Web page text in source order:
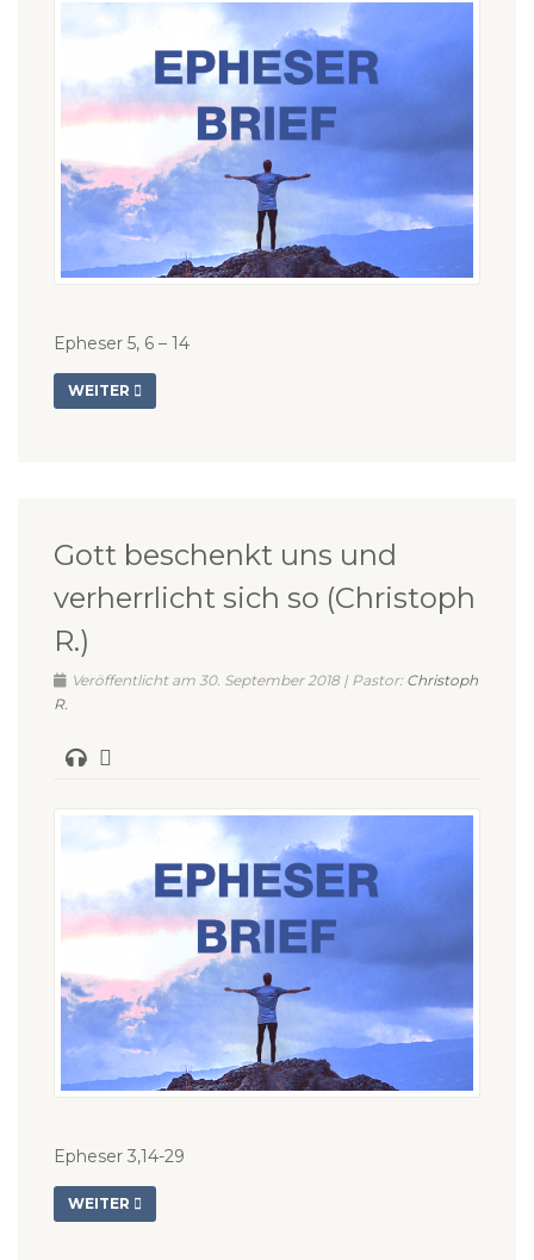
Epheser 5, 6 – 14
WEITER
Gott beschenkt uns und
verherrlicht sich so (Christoph
R.)
Veröffentlicht am 30. September 2018 | Pastor: Christoph
R.
Epheser 3,14-29
WEITER